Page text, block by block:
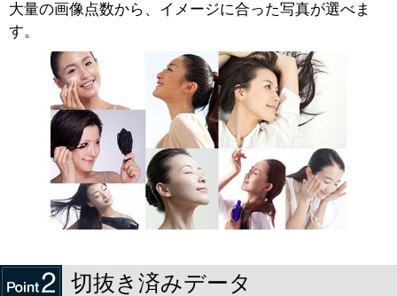
大量の画像点数から、イメージに合った写真が選べま
す。
切抜き済みデータ